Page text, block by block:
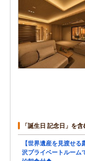
「誕生日 記念日」を
【世界遺産を見渡せ
沢プライベートルー